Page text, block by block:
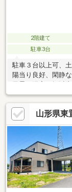
2階建て
駐車3台
駐車３台以上可、
陽当り良好、閑静
車庫、全居室６畳
「ご売却」は 地域
ションにおまかせ下さい
con.co.jp/
山形県東